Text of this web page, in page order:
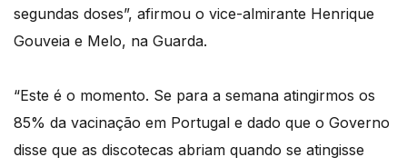
segundas doses”, afirmou o vice-almirante Henrique
Gouveia e Melo, na Guarda.
“Este é o momento. Se para a semana atingirmos os
85% da vacinação em Portugal e dado que o Governo
disse que as discotecas abriam quando se atingisse